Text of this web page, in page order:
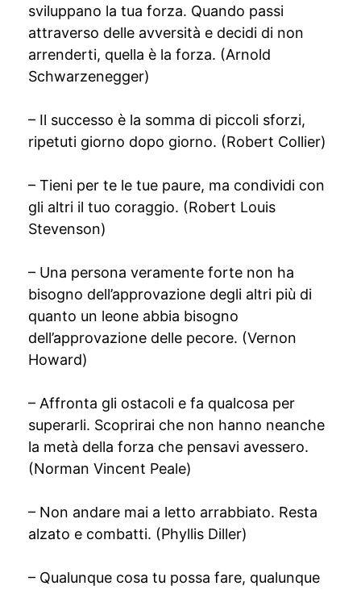
sviluppano la tua forza. Quando passi
attraverso delle avversità e decidi di non
arrenderti, quella è la forza. (Arnold
Schwarzenegger)
– Il successo è la somma di piccoli sforzi,
ripetuti giorno dopo giorno. (Robert Collier)
– Tieni per te le tue paure, ma condividi con
gli altri il tuo coraggio. (Robert Louis
Stevenson)
– Una persona veramente forte non ha
bisogno dell’approvazione degli altri più di
quanto un leone abbia bisogno
dell’approvazione delle pecore. (Vernon
Howard)
– Affronta gli ostacoli e fa qualcosa per
superarli. Scoprirai che non hanno neanche
la metà della forza che pensavi avessero.
(Norman Vincent Peale)
– Non andare mai a letto arrabbiato. Resta
alzato e combatti. (Phyllis Diller)
– Qualunque cosa tu possa fare, qualunque